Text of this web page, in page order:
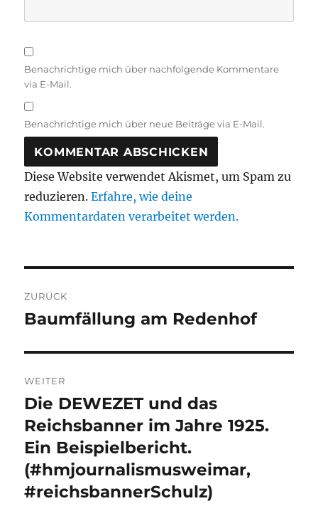
Benachrichtige mich über nachfolgende Kommentare
via E-Mail.
Benachrichtige mich über neue Beiträge via E-Mail.
Diese Website verwendet Akismet, um Spam zu
reduzieren.Erfahre, wie deine
Kommentardaten verarbeitet werden.
ZURÜCK
Vorheriger
Baumfällung am Redenhof
WEITER
Nächster
Beitrag:
Die DEWEZET und das
Reichsbanner im Jahre 1925.
Ein Beispielbericht.
(#hmjournalismusweimar,
#reichsbannerSchulz)